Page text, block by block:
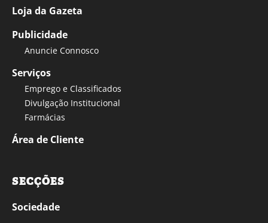
Loja da Gazeta
Publicidade
Anuncie Connosco
Serviços
Emprego e Classificados
Divulgação Institucional
Farmácias
Área de Cliente
SECÇÕES
Sociedade